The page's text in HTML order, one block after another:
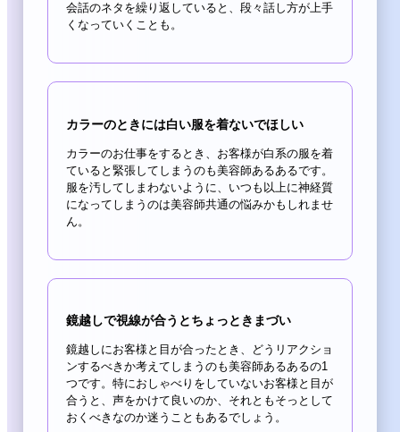
会話のネタを繰り返していると、段々話し方が上手
くなっていくことも。
カラーのときには白い服を着ないでほしい
カラーのお仕事をするとき、お客様が白系の服を着
ていると緊張してしまうのも美容師あるあるです。
服を汚してしまわないように、いつも以上に神経質
になってしまうのは美容師共通の悩みかもしれませ
ん。
鏡越しで視線が合うとちょっときまづい
鏡越しにお客様と目が合ったとき、どうリアクショ
ンするべきか考えてしまうのも美容師あるあるの1
つです。特におしゃべりをしていないお客様と目が
合うと、声をかけて良いのか、それともそっとして
おくべきなのか迷うこともあるでしょう。